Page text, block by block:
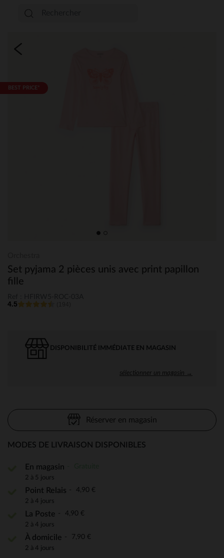
BEST PRICE*
Set pyjama 2 pièces unis avec print papillon
fille
4.5
DISPONIBILITÉ IMMÉDIATE EN MAGASIN
sélectionner un magasin →
Réserver en magasin
MODES DE LIVRAISON DISPONIBLES
En magasin
2 à 5 jours
Point Relais 4,90 €
2 à 4 jours
La Poste 4,90 €
2 à 4 jours
À domicile 7,90 €
2 à 4 jours